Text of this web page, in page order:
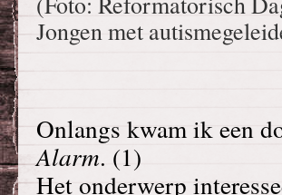
Jongen met
Onlangs kwam ik een
Alarm. (1)
Het onderwerp